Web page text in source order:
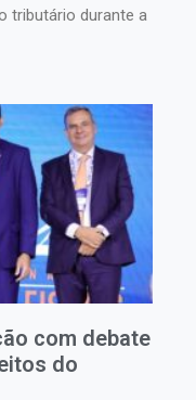
tributário durante a
com debate
do